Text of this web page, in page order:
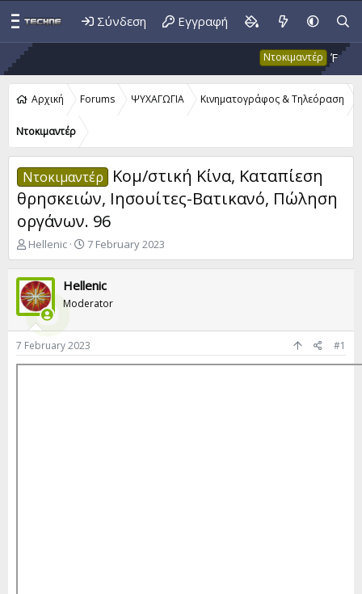
Σύνδεση Εγγραφή
Ντοκιμαντέρ Έκτακτο
Αρχική Forums ΨΥΧΑΓΩΓΙΑ Κινηματογράφος & Τηλεόραση
Ντοκιμαντέρ
Ντοκιμαντέρ
Κομ/στική Κίνα, Καταπίεση
θρησκειών, Ιησουίτες-Βατικανό, Πώληση
οργάνων. 96
T
h
e
a
d
s
t
Hellenic
S
t
r
t
a
t
7 February 2023
Hellenic
Moderator
7 February 2023 #1